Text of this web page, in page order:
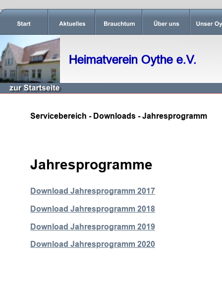
Heimatverein Oythe e.V.
Servicebereich - Downloads - Jahresprogramm
Jahresprogramme
Download Jahresprogramm 2017
Download Jahresprogramm 2018
Download Jahresprogramm 2019
Download Jahresprogramm 2020